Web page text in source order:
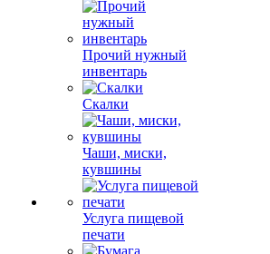
Прочий нужный
инвентарь
Скалки
Чаши, миски,
кувшины
Услуга пищевой
печати